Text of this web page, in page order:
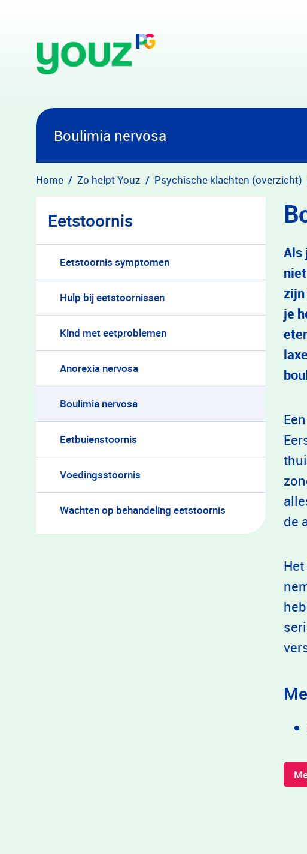
Boulimia nervosa
Home Zo helpt Youz Psychische klachten (overzicht)
Eetstoornis
Eetstoornis symptomen
Hulp bij eetstoornissen
Kind met eetproblemen
Anorexia nervosa
Boulimia nervosa
Eetbuienstoornis
Voedingsstoornis
Wachten op behandeling eetstoornis
Als
zijn
je
de